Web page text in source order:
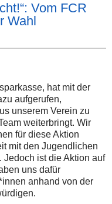
Vom FCR
Wahl
hat mit der
aufgerufen,
unserem Verein zu
weiterbringt. Wir
für diese Aktion
mit den Jugendlichen
Jedoch ist die Aktion auf
uns dafür
anhand von der